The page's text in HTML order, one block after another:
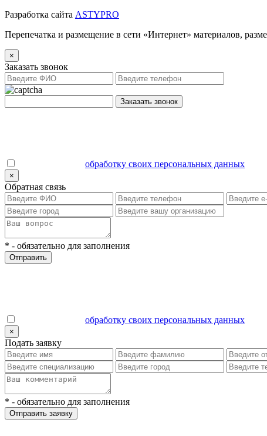
Разработка сайта ASTYPRO
Перепечатка и размещение в сети «Интернет» материалов,
×
Заказать звонок
Заказать звонок
обработку своих персональных данных
×
Обратная связь
* - обязательно для заполнения
Отправить
обработку своих персональных данных
×
Подать заявку
* - обязательно для заполнения
Отправить заявку